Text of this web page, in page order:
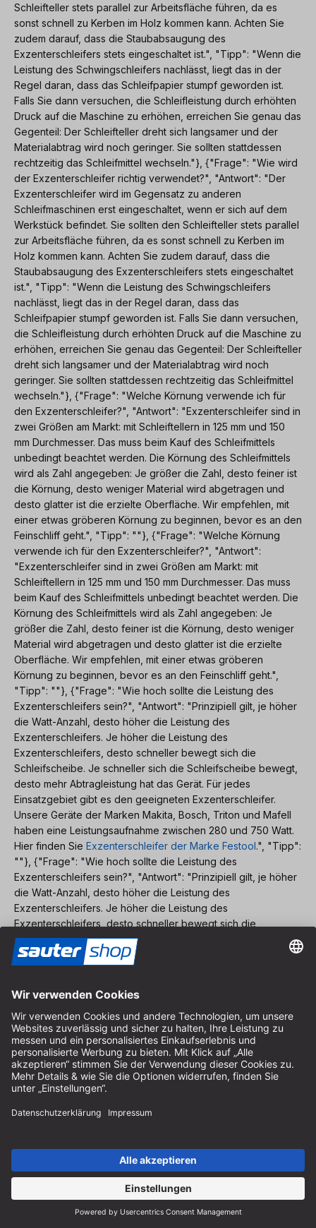
Schleifteller stets parallel zur Arbeitsfläche führen, da es
sonst schnell zu Kerben im Holz kommen kann. Achten Sie
zudem darauf, dass die Staubabsaugung des
Exzenterschleifers stets eingeschaltet ist.", "Tipp": "Wenn die
Leistung des Schwingschleifers nachlässt, liegt das in der
Regel daran, dass das Schleifpapier stumpf geworden ist.
Falls Sie dann versuchen, die Schleifleistung durch erhöhten
Druck auf die Maschine zu erhöhen, erreichen Sie genau das
Gegenteil: Der Schleifteller dreht sich langsamer und der
Materialabtrag wird noch geringer. Sie sollten stattdessen
rechtzeitig das Schleifmittel wechseln."}, {"Frage": "Wie wird
der Exzenterschleifer richtig verwendet?", "Antwort": "Der
Exzenterschleifer wird im Gegensatz zu anderen
Schleifmaschinen erst eingeschaltet, wenn er sich auf dem
Werkstück befindet. Sie sollten den Schleifteller stets parallel
zur Arbeitsfläche führen, da es sonst schnell zu Kerben im
Holz kommen kann. Achten Sie zudem darauf, dass die
Staubabsaugung des Exzenterschleifers stets eingeschaltet
ist.", "Tipp": "Wenn die Leistung des Schwingschleifers
nachlässt, liegt das in der Regel daran, dass das
Schleifpapier stumpf geworden ist. Falls Sie dann versuchen,
die Schleifleistung durch erhöhten Druck auf die Maschine zu
erhöhen, erreichen Sie genau das Gegenteil: Der Schleifteller
dreht sich langsamer und der Materialabtrag wird noch
geringer. Sie sollten stattdessen rechtzeitig das Schleifmittel
wechseln."}, {"Frage": "Welche Körnung verwende ich für
den Exzenterschleifer?", "Antwort": "Exzenterschleifer sind in
zwei Größen am Markt: mit Schleiftellern in 125 mm und 150
mm Durchmesser. Das muss beim Kauf des Schleifmittels
unbedingt beachtet werden. Die Körnung des Schleifmittels
wird als Zahl angegeben: Je größer die Zahl, desto feiner ist
die Körnung, desto weniger Material wird abgetragen und
desto glatter ist die erzielte Oberfläche. Wir empfehlen, mit
einer etwas gröberen Körnung zu beginnen, bevor es an den
Feinschliff geht.", "Tipp": ""}, {"Frage": "Welche Körnung
verwende ich für den Exzenterschleifer?", "Antwort":
"Exzenterschleifer sind in zwei Größen am Markt: mit
Schleiftellern in 125 mm und 150 mm Durchmesser. Das muss
beim Kauf des Schleifmittels unbedingt beachtet werden. Die
Körnung des Schleifmittels wird als Zahl angegeben: Je
größer die Zahl, desto feiner ist die Körnung, desto weniger
Material wird abgetragen und desto glatter ist die erzielte
Oberfläche. Wir empfehlen, mit einer etwas gröberen
Körnung zu beginnen, bevor es an den Feinschliff geht.",
"Tipp": ""}, {"Frage": "Wie hoch sollte die Leistung des
Exzenterschleifers sein?", "Antwort": "Prinzipiell gilt, je höher
die Watt-Anzahl, desto höher die Leistung des
Exzenterschleifers. Je höher die Leistung des
Exzenterschleifers, desto schneller bewegt sich die
Schleifscheibe. Je schneller sich die Schleifscheibe bewegt,
desto mehr Abtragleistung hat das Gerät. Für jedes
Einsatzgebiet gibt es den geeigneten Exzenterschleifer.
Unsere Geräte der Marken Makita, Bosch, Triton und Mafell
haben eine Leistungsaufnahme zwischen 280 und 750 Watt.
Hier finden Sie Exzenterschleifer der Marke Festool.", "Tipp":
""}, {"Frage": "Wie hoch sollte die Leistung des
Exzenterschleifers sein?", "Antwort": "Prinzipiell gilt, je höher
die Watt-Anzahl, desto höher die Leistung des
Exzenterschleifers. Je höher die Leistung des
Exzenterschleifers, desto schneller bewegt sich die
Schleifscheibe. Je schneller sich die Schleifscheibe bewegt,
desto mehr Abtragleistung hat das Gerät. Für jedes
haben eine Leistungsaufnahme zwischen 280 und 750 Watt.
Hier finden SieExzenterschleifer der Marke Festool.", "Tipp":
""}]
neu. innovativ. professionell.
Dafür stehen wir! Sie finden bei uns innovative Produkte aus
Sägen und Bohren.
Um unseren Newsletter zu abonnieren und die